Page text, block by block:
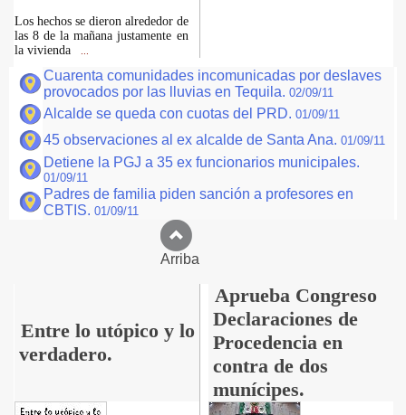
Los hechos se dieron alrededor de
las 8 de la mañana justamente en
la vivienda
Cuarenta comunidades incomunicadas por deslaves
provocados por las lluvias en Tequila. 02/09/11
Alcalde se queda con cuotas del PRD. 01/09/11
45 observaciones al ex alcalde de Santa Ana. 01/09/11
Detiene la PGJ a 35 ex funcionarios municipales.
01/09/11
Padres de familia piden sanción a profesores en
CBTIS. 01/09/11
Arriba
Entre lo utópico y lo
verdadero.
Aprueba Congreso
Declaraciones de
Procedencia en
contra de dos
munícipes.